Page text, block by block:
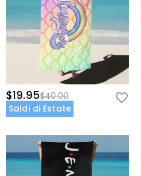
$19.95$40.00
Saldi di Estate